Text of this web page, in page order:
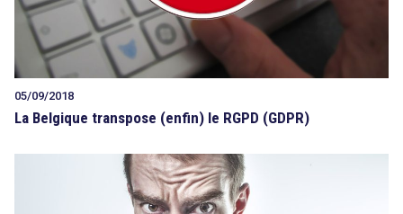
05/09/2018
La Belgique transpose (enfin) le RGPD (GDPR)